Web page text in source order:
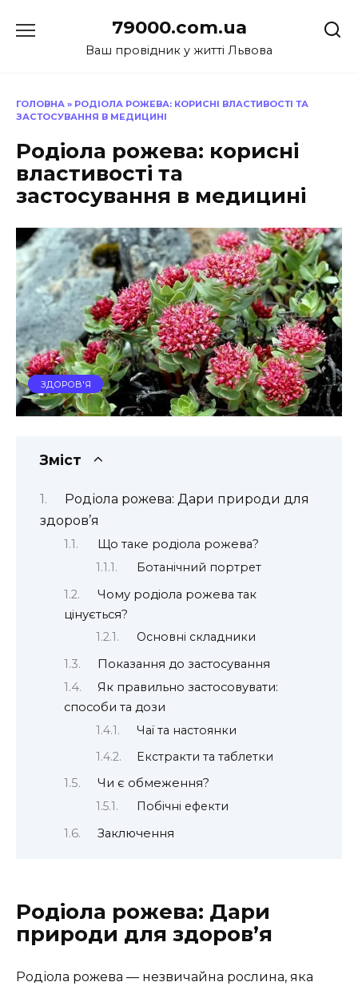
до
79000.com.ua
Ваш провідник у житті Львова
ГОЛОВНА » РОДІОЛА РОЖЕВА: КОРИСНІ ВЛАСТИВОСТІ ТА
ЗАСТОСУВАННЯ В МЕДИЦИНІ
Родіола рожева: корисні
властивості та
застосування в медицині
ЗДОРОВ'Я
Зміст
Родіола рожева: Дари природи для
здоров’я
Що таке родіола рожева?
Ботанічний портрет
Чому родіола рожева так
цінується?
Основні складники
Показання до застосування
Як правильно застосовувати:
способи та дози
Чаї та настоянки
Екстракти та таблетки
Чи є обмеження?
Побічні ефекти
Заключення
Родіола рожева: Дари
природи для здоров’я
Родіола рожева — незвичайна рослина, яка